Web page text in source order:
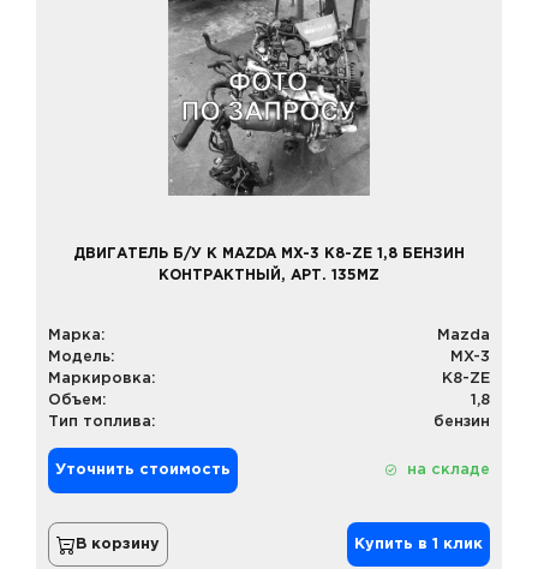
ДВИГАТЕЛЬ Б/У К MAZDA MX-3 K8-ZE 1,8 БЕНЗИН
КОНТРАКТНЫЙ, АРТ. 135MZ
Марка:
Mazda
Модель:
MX-3
Маркировка:
K8-ZE
Объем:
1,8
Тип топлива:
бензин
Уточнить стоимость на складе
В корзину Купить в 1 клик